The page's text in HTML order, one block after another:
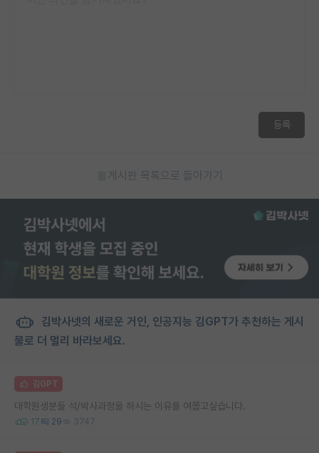
등록
게시판 목록으로 돌아가기
김박사넷의 새로운 거인, 인공지능 김GPT가 추천하는 게시
물로 더 멀리 바라보세요.
김GPT
대학원생분들 석/박사과정을 하시는 이유를 여쭙고싶습니다.
17 29 3747